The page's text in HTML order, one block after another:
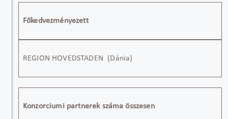
Főkedvezményezett
REGION HOVEDSTADEN (Dánia)
Konzorciumi partnerek száma összesen